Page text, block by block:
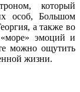
который
особ, Большом
а также во
эмоций и
можно ощутить
жизни.